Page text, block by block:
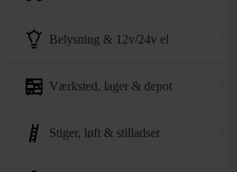
belysning & 12v/24v el
værksted, lager & depot
stiger, løft & stilladser